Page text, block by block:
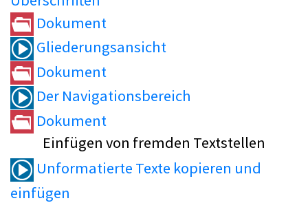
Dokument
Gliederungsansicht
Dokument
Der Navigationsbereich
Dokument
Einfügen von fremden Textstellen
Unformatierte Texte kopieren und
einfügen